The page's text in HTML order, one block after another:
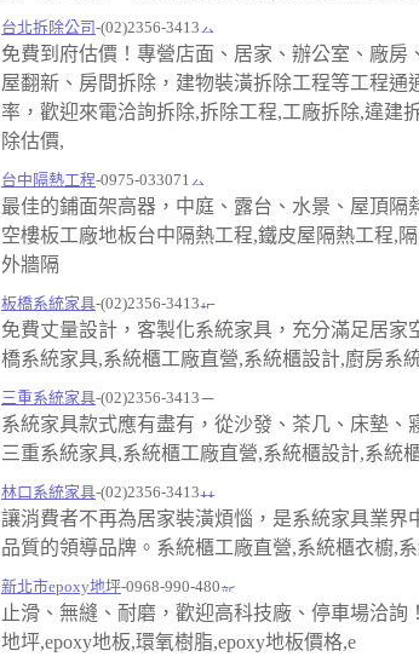
台北拆除公司-(02)2356-3413
免費到府估價！專營店面、居家、辦公室、廠房
屋翻新、房間拆除，建物裝潢拆除工程等工程通
率，歡迎來電洽詢拆除,拆除工程,工廠拆除,違建
除估價,
台中隔熱工程-0975-033071
最佳的鋪面架高器，中庭、露台、水景、屋頂隔
空樓板工廠地板台中隔熱工程,鐵皮屋隔熱工程,
外牆隔
板橋系統家具-(02)2356-3413
免費丈量設計，客製化系統家具，充分滿足居家
橋系統家具,系統櫃工廠直營,系統櫃設計,廚房系
三重系統家具-(02)2356-3413
系統家具款式應有盡有，從沙發、茶几、床墊、
三重系統家具,系統櫃工廠直營,系統櫃設計,系統
林口系統家具-(02)2356-3413
讓消費者不再為居家裝潢煩惱，是系統家具業界
品質的領導品牌。系統櫃工廠直營,系統櫃衣櫥,
新北市epoxy地坪-0968-990-480
止滑、無縫、耐磨，歡迎高科技廠、停車場洽詢
地坪,epoxy地板,環氧樹脂,epoxy地板價格,e